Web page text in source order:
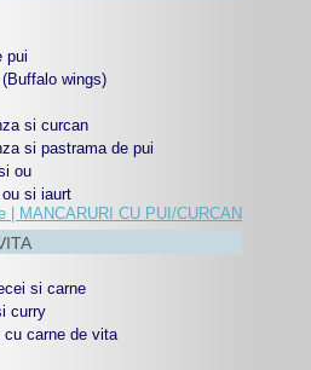
pui
wings)
si curcan
si pastrama de pui
ou
si iaurt
| MANCARURI CU PUI/CURCAN
si carne
curry
cu carne de vita